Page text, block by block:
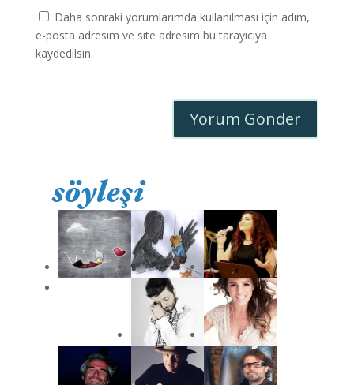
Daha sonraki yorumlarımda kullanılması için adım,
e-posta adresim ve site adresim bu tarayıcıya
kaydedilsin.